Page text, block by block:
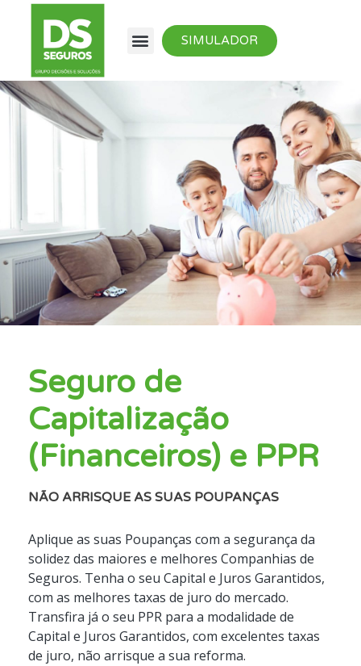
SIMULADOR
Seguro de
Capitalização
(Financeiros) e PPR
NÃO ARRISQUE AS SUAS POUPANÇAS
Aplique as suas Poupanças com a segurança da
solidez das maiores e melhores Companhias de
Seguros. Tenha o seu Capital e Juros Garantidos,
com as melhores taxas de juro do mercado.
Transfira já o seu PPR para a modalidade de
Capital e Juros Garantidos, com excelentes taxas
de juro, não arrisque a sua reforma.